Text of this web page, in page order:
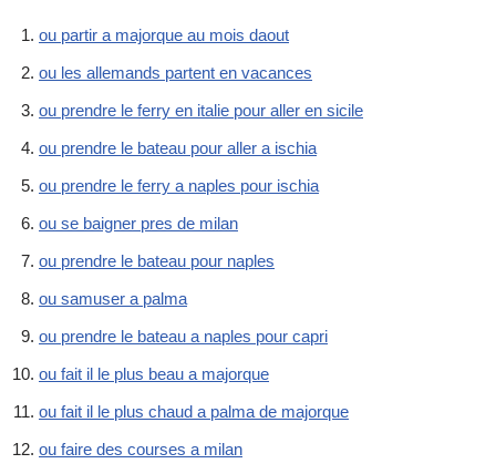
ou partir a majorque au mois daout
ou les allemands partent en vacances
ou prendre le ferry en italie pour aller en sicile
ou prendre le bateau pour aller a ischia
ou prendre le ferry a naples pour ischia
ou se baigner pres de milan
ou prendre le bateau pour naples
ou samuser a palma
ou prendre le bateau a naples pour capri
ou fait il le plus beau a majorque
ou fait il le plus chaud a palma de majorque
ou faire des courses a milan